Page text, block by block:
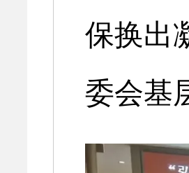
保换出
委会基